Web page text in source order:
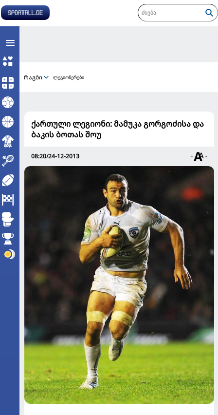
რაგბი ლეგიონერები
ქართული ლეგიონი: მამუკა გორგოძისა და
ბაკის ბოთას შოუ
08:20/24-12-2013 + -